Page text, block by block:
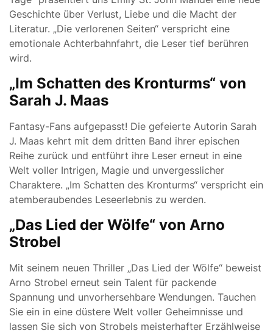
Geschichte über Verlust, Liebe und die Macht der
Literatur. „Die verlorenen Seiten“ verspricht eine
emotionale Achterbahnfahrt, die Leser tief berühren
wird.
„Im Schatten des Kronturms“ von
Sarah J. Maas
Fantasy-Fans aufgepasst! Die gefeierte Autorin Sarah
J. Maas kehrt mit dem dritten Band ihrer epischen
Reihe zurück und entführt ihre Leser erneut in eine
Welt voller Intrigen, Magie und unvergesslicher
Charaktere. „Im Schatten des Kronturms“ verspricht ein
atemberaubendes Leseerlebnis zu werden.
„Das Lied der Wölfe“ von Arno
Strobel
Mit seinem neuen Thriller „Das Lied der Wölfe“ beweist
Arno Strobel erneut sein Talent für packende
Spannung und unvorhersehbare Wendungen. Tauchen
Sie ein in eine düstere Welt voller Geheimnisse und
lassen Sie sich von Strobels meisterhafter Erzählweise